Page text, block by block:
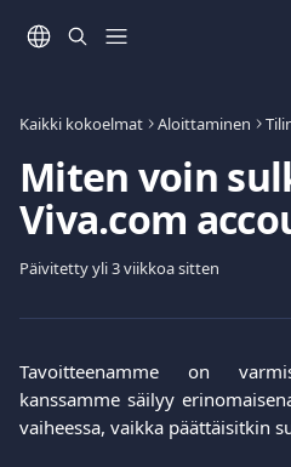
Kaikki kokoelmat Aloittaminen
Miten voin
Viva.com
Päivitetty yli 3 viikkoa sitten
Tavoitteenamme on
kanssamme säilyy
vaiheessa, vaikka päättäisitkin